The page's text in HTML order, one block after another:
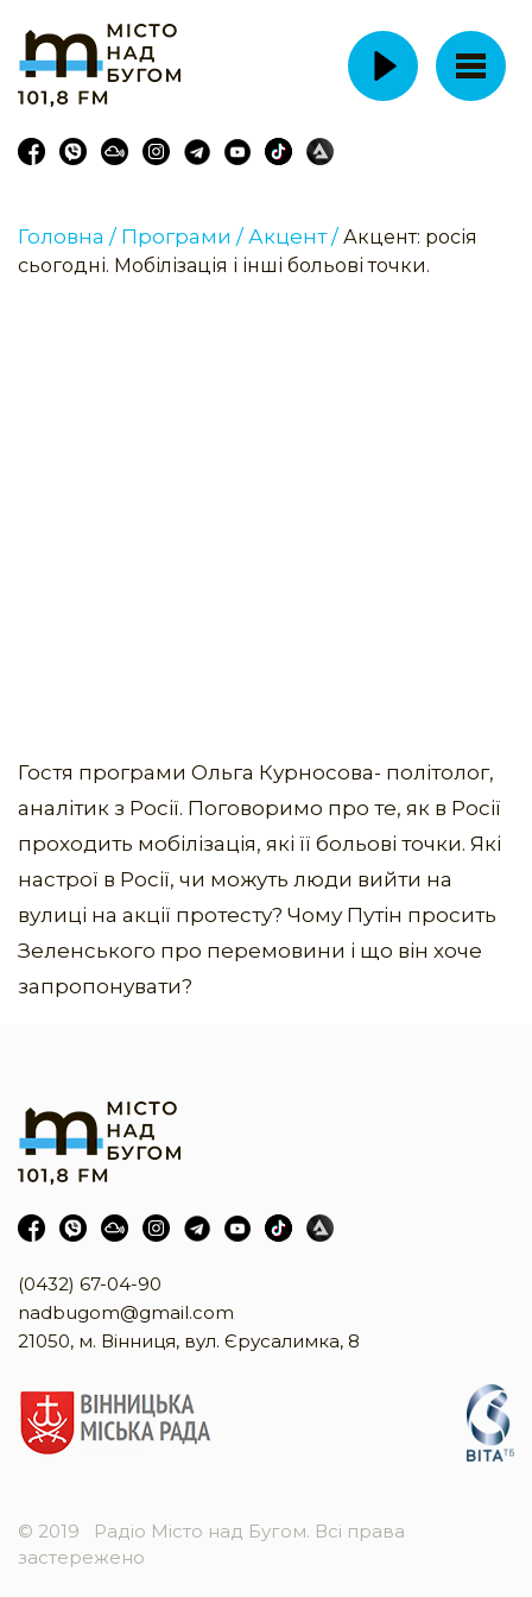
Головна / Програми / Акцент / Акцент: росія
сьогодні. Мобілізація і інші больові точки.
Гостя програми Ольга Курносова- політолог,
аналітик з Росії. Поговоримо про те, як в Росії
проходить мобілізація, які її больові точки. Які
настрої в Росії, чи можуть люди вийти на
вулиці на акції протесту? Чому Путін просить
Зеленського про перемовини і що він хоче
запропонувати?
(0432) 67-04-90
nadbugom@gmail.com
21050, м. Вінниця, вул. Єрусалимка, 8
© 2019
Радіо Місто над Бугом. Всі права
застережено